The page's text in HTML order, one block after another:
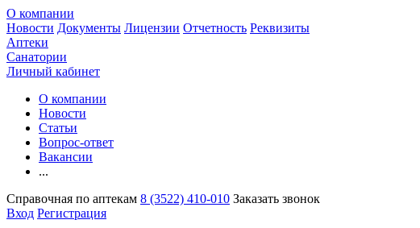
О компании
Новости Документы Лицензии Отчетность Реквизиты
Аптеки
Санатории
Личный кабинет
О компании
Новости
Статьи
Вопрос-ответ
Вакансии
...
Справочная по аптекам 8 (3522) 410-010 Заказать звонок
Вход Регистрация